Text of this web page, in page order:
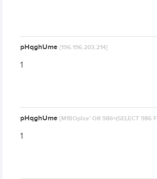
pHqghUme[196.196.203.214]
1
pHqghUme[MfBOpIze' OR 986=(SELECT 986
1